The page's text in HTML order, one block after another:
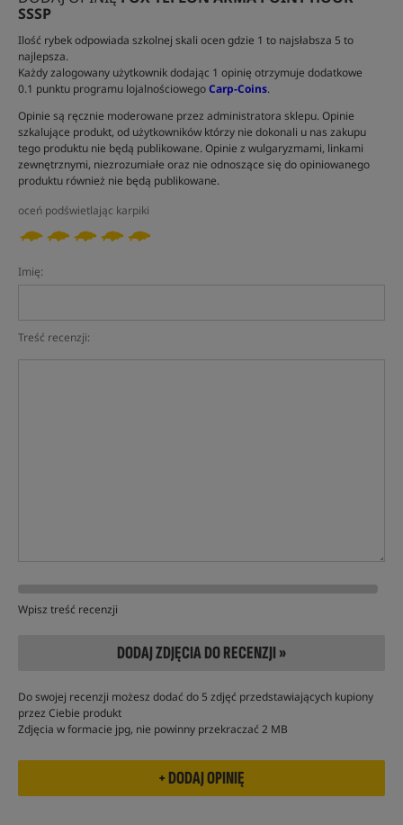
SSSP
Ilość rybek odpowiada szkolnej skali ocen gdzie 1 to najsłabsza 5 to
najlepsza.
Każdy zalogowany użytkownik dodając 1 opinię otrzymuje dodatkowe
0.1 punktu programu lojalnościowegoCarp-Coins.
Opinie są ręcznie moderowane przez administratora sklepu. Opinie
szkalujące produkt, od użytkowników którzy nie dokonali u nas zakupu
tego produktu nie będą publikowane. Opinie z wulgaryzmami, linkami
zewnętrznymi, niezrozumiałe oraz nie odnoszące się do opiniowanego
produktu również nie będą publikowane.
oceń podświetlając karpiki
Imię:
Treść recenzji:
Wpisz treść recenzji
DODAJ ZDJĘCIA DO RECENZJI »
Do swojej recenzji możesz dodać do 5 zdjęć przedstawiających kupiony
przez Ciebie produkt
Zdjęcia w formacie jpg, nie powinny przekraczać 2 MB